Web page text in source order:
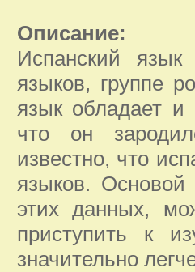
Описание:
Испанский язык
языков, группе
язык обладает и
что он
известно, что
языков. Основой
этих данных,
приступить к
значительно